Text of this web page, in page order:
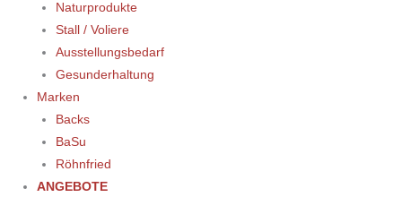
Naturprodukte
Stall / Voliere
Ausstellungsbedarf
Gesunderhaltung
Marken
Backs
BaSu
Röhnfried
ANGEBOTE